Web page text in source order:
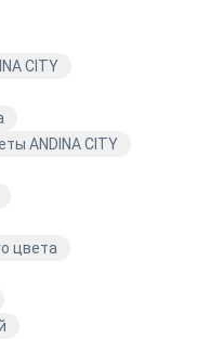
возможность
и модной
заказ уже сегодня
CITY
ANDINA CITY
цвета